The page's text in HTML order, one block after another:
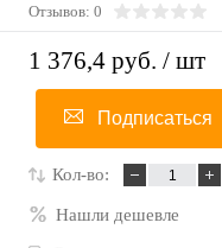
Отзывов: 0
1 376,4 руб. / шт
Подписаться
Кол-во:
Нашли дешевле